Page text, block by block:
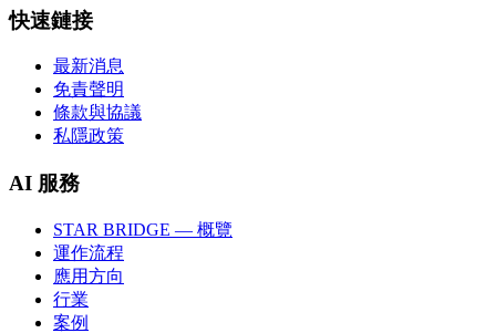
快速鏈接
最新消息
免責聲明
條款與協議
私隱政策
AI 服務
STAR BRIDGE — 概覽
運作流程
應用方向
行業
案例